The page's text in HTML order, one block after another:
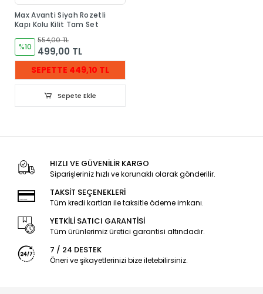
Max Avanti Siyah Rozetli
Kapı Kolu Kilit Tam Set
%10
554,00 TL
499,00 TL
SEPETTE 449,10 TL
Sepete Ekle
HIZLI VE GÜVENİLİR KARGO
Siparişleriniz hızlı ve korunaklı olarak gönderilir.
TAKSİT SEÇENEKLERİ
Tüm kredi kartları ile taksitle ödeme imkanı.
YETKİLİ SATICI GARANTİSİ
Tüm ürünlerimiz üretici garantisi altındadır.
7 / 24 DESTEK
Öneri ve şikayetlerinizi bize iletebilirsiniz.